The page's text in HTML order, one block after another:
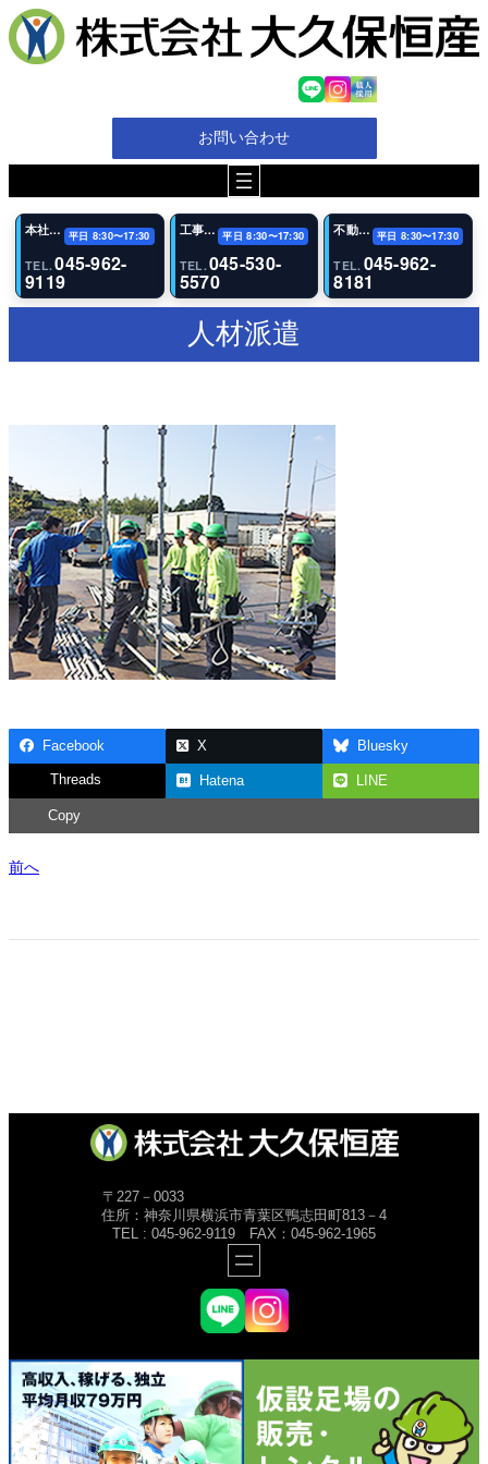
内
容
を
お問い合わせ
本社・代表電話 平日 8:30〜17:30
TEL. 045-962-
9119
工事（恩田事業所） 平日 8:30〜17:30
TEL. 045-530-
5570
不動産事業部 平日 8:30〜17:30
TEL. 045-962-
8181
人材派遣
Facebook X Bluesky
Threads Hatena LINE
Copy
前へ
〒227－0033
住所：神奈川県横浜市青葉区鴨志田町813－4
TEL : 045-962-9119 FAX：045-962-1965